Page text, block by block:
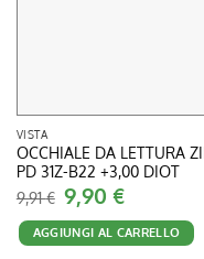
VISTA
OCCHIALE DA LETTURA
PD 31Z-B22 +3,00 DIOT
9,91€ Il
prezzo
originale
era:
9,91 €.
9,90 €Il
prezzo
attuale
è:
9,90 €.
AGGIUNGI AL CARRELLO